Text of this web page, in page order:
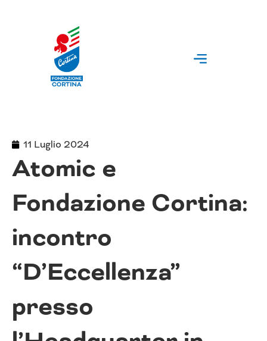
11 Luglio 2024
Atomic e
Fondazione Cortina:
incontro
“D’Eccellenza”
presso